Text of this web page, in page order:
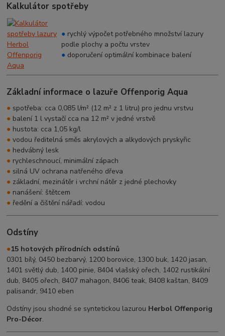
Kalkulátor spotřeby
● rychlý výpočet potřebného množství lazury
podle plochy a počtu vrstev
● doporučení optimální kombinace balení
Základní informace o lazuře Offenporig Aqua
● spotřeba: cca 0,085 l/m² (12 m² z 1 litru) pro jednu vrstvu
● balení 1 l vystačí cca na 12 m² v jedné vrstvě
● hustota: cca 1,05 kg/l
● vodou ředitelná směs akrylových a alkydových pryskyřic
● hedvábný lesk
● rychleschnoucí, minimální zápach
● silná UV ochrana natřeného dřeva
● základní, mezinátěr i vrchní nátěr z jedné plechovky
● nanášení: štětcem
● ředění a čištění nářadí: vodou
Odstíny
●15 hotových přírodních odstínů
0301 bílý, 0450 bezbarvý, 1200 borovice, 1300 buk, 1420 jasan,
1401 světlý dub, 1400 pinie, 8404 vlašský ořech, 1402 rustikální
dub, 8405 ořech, 8407 mahagon, 8406 teak, 8408 kaštan, 8409
palisandr, 9410 eben
Odstíny jsou shodné se syntetickou lazurou Herbol Offenporig
Pro-Décor.